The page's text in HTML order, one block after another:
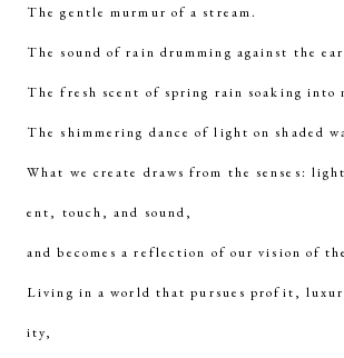
The gentle murmur of a stream.
The sound of rain drumming against the
The fresh scent of spring rain soaking into
The shimmering dance of light on shaded
What we create draws from the senses:
ent, touch, and sound,
and becomes a reflection of our vision of
Living in a world that pursues profit,
ity,